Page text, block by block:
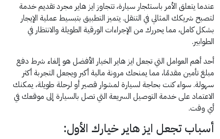
عندما يتعلق الأمر باستئجار سيارة، تتجاوز ايز هاير مجرد تقديم خدمة
لتصبح شريكك المثالي في التنقل. يتميز التطبيق بتبسيط عملية الإيجار
بشكل كامل، مما يحررك من الإجراءات الورقية الطويلة والانتظار في
الطوابير.
أحد أهم العوامل التي تجعل ايز هاير الخيار الأفضل هو إلغاء شرط دفع
مبلغ تأمين مقدمًا، مما يمنحك مرونة مالية أكبر ويجعل التجربة أكثر
سهولة. سواء كنت بحاجة لسيارة لمشوار قصير أو لرحلة طويلة، يمكنك
الاعتماد على خدمة التوصيل السريعة التي تصل بالسيارة إلى موقعك في
أي وقت.
أسباب تجعل ايز هاير خيارك الأول: